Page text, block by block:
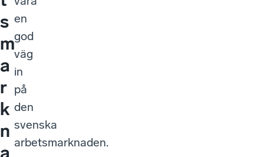
s
m
a
r
k
n
en
god
väg
in
på
den
svenska
arbetsmarknaden.